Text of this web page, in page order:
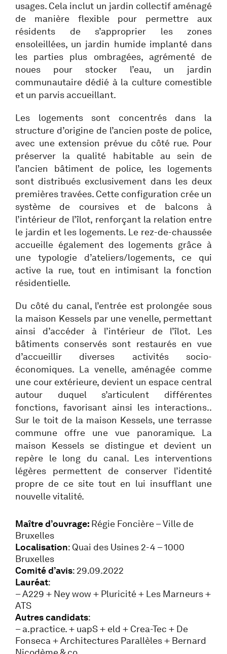
usages. Cela inclut un jardin collectif aménagé
de manière flexible pour permettre aux
résidents de s’approprier les zones
ensoleillées, un jardin humide implanté dans
les parties plus ombragées, agrémenté de
noues pour stocker l’eau, un jardin
communautaire dédié à la culture comestible
et un parvis accueillant.
Les logements sont concentrés dans la
structure d’origine de l’ancien poste de police,
avec une extension prévue du côté rue. Pour
préserver la qualité habitable au sein de
l’ancien bâtiment de police, les logements
sont distribués exclusivement dans les deux
premières travées. Cette configuration crée un
système de coursives et de balcons à
l’intérieur de l’îlot, renforçant la relation entre
le jardin et les logements. Le rez-de-chaussée
accueille également des logements grâce à
une typologie d’ateliers/logements, ce qui
active la rue, tout en intimisant la fonction
résidentielle.
Du côté du canal, l’entrée est prolongée sous
la maison Kessels par une venelle, permettant
ainsi d’accéder à l’intérieur de l’îlot. Les
bâtiments conservés sont restaurés en vue
d’accueillir diverses activités socio-
économiques. La venelle, aménagée comme
une cour extérieure, devient un espace central
autour duquel s’articulent différentes
fonctions, favorisant ainsi les interactions..
Sur le toit de la maison Kessels, une terrasse
commune offre une vue panoramique. La
maison Kessels se distingue et devient un
repère le long du canal. Les interventions
légères permettent de conserver l’identité
propre de ce site tout en lui insufflant une
nouvelle vitalité.
Maître d’ouvrage: Régie Foncière – Ville de
Bruxelles
Localisation: Quai des Usines 2-4 – 1000
Bruxelles
Comité d’avis: 29.09.2022
Lauréat:
– A229 + Ney wow + Pluricité + Les Marneurs +
ATS
Autres candidats:
– a.practice. + uapS + eld + Crea-Tec + De
Fonseca + Architectures Parallèles + Bernard